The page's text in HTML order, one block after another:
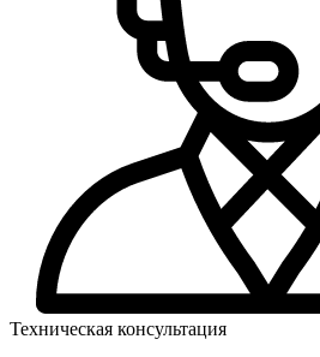
Техническая консультация